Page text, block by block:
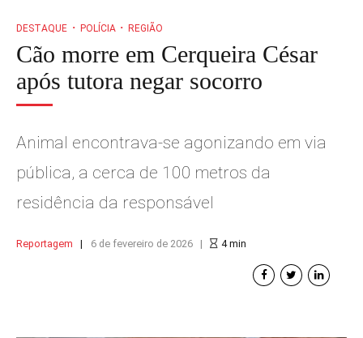
DESTAQUE POLÍCIA REGIÃO
Cão morre em Cerqueira César
após tutora negar socorro
Animal encontrava-se agonizando em via
pública, a cerca de 100 metros da
residência da responsável
Reportagem 6 de fevereiro de 2026 4min